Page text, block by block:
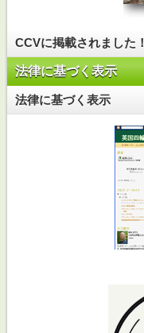
CCVに掲載されました！
法律に基づく表示
法律に基づく表示